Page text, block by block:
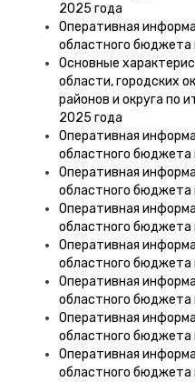
2025 года
Оперативная
областного бюджета
Основные
области, городских
районов и округа по
2025 года
Оперативная
областного бюджета
Оперативная
областного
Оперативная
областного
Оперативная
областного бюджета
Оперативная
областного бюджета
Оперативная
областного бюджета
Оперативная
областного